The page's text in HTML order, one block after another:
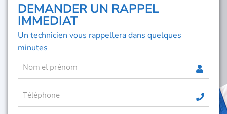
DEMANDER UN RAPPEL
IMMEDIAT
Un technicien vous rappellera dans quelques
minutes